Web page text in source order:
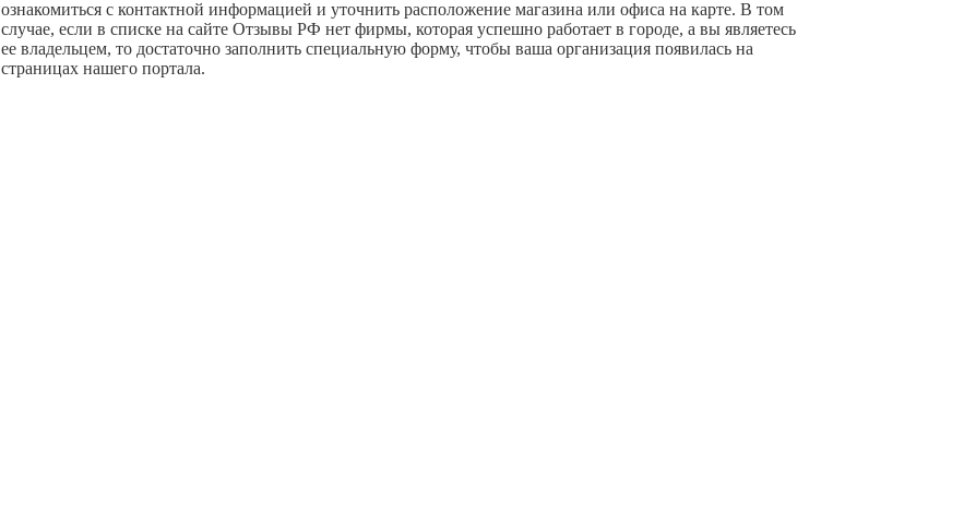
ознакомиться с контактной информацией и уточнить расположение магазина или офиса на карте. В том
случае, если в списке на сайте Отзывы РФ нет фирмы, которая успешно работает в городе, а вы являетесь
ее владельцем, то достаточно заполнить специальную форму, чтобы ваша организация появилась на
страницах нашего портала.